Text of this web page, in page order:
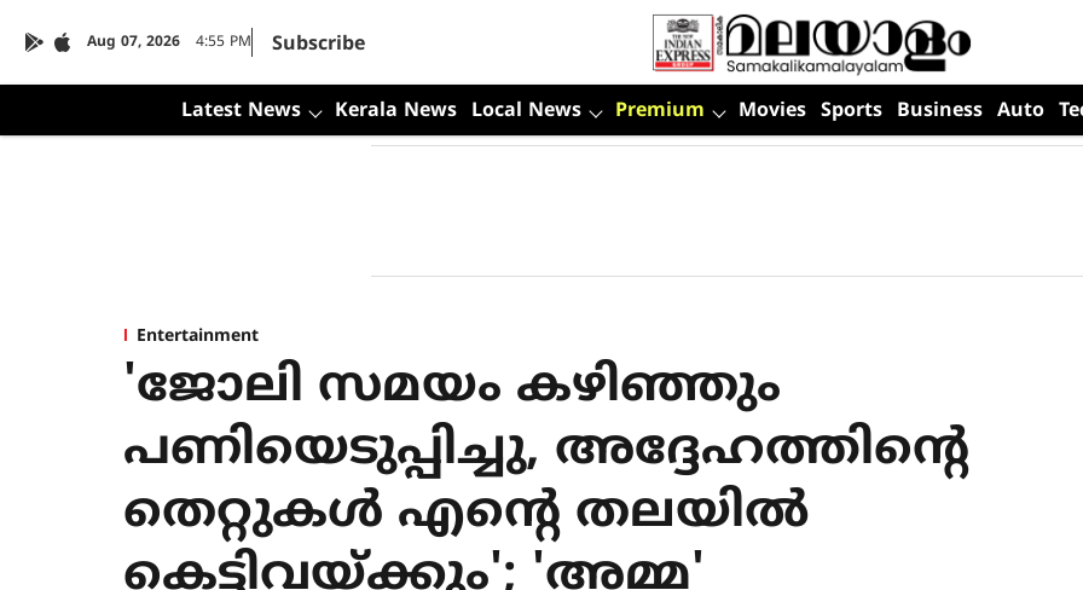
Aug 07, 2026 4:55 PM Subscribe
Latest News Kerala News Local News Premium Movies Sports Business Auto
Entertainment
'ജോലി സമയം കഴിഞ്ഞും
പണിയെടുപ്പിച്ചു, അദ്ദേഹത്തിന്റെ
തെറ്റുകൾ എന്റെ തലയിൽ
കെട്ടിവയ്ക്കും'; 'അമ്മ'